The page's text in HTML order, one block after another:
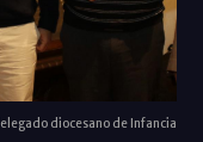
diocesano de Infancia